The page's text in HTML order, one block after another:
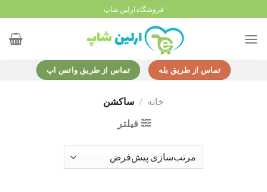
to
content
فروشگاه ارلین شاپ
تماس از طریق بله تماس از طریق واتس اپ
خانه / ساکشن
فیلتر